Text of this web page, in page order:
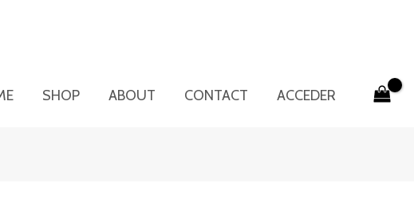
SHOP ABOUT CONTACT ACCEDER